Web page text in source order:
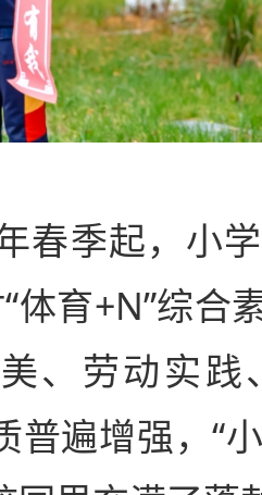
春季起，小
体育+N”综合
、劳动实践
普遍增强，“